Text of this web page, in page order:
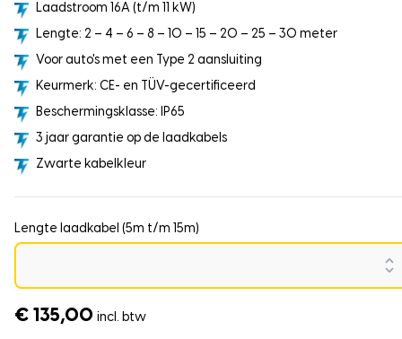
Laadstroom 16A (t/m 11 kW)
Lengte: 2 – 4 – 6 – 8 – 10 – 15 – 20 – 25 – 30 meter
Voor auto's met een Type 2 aansluiting
Keurmerk: CE- en TÜV-gecertificeerd
Beschermingsklasse: IP65
3 jaar garantie op de laadkabels
Zwarte kabelkleur
Lengte laadkabel (5m t/m 15m)
€ 135,00 incl. btw